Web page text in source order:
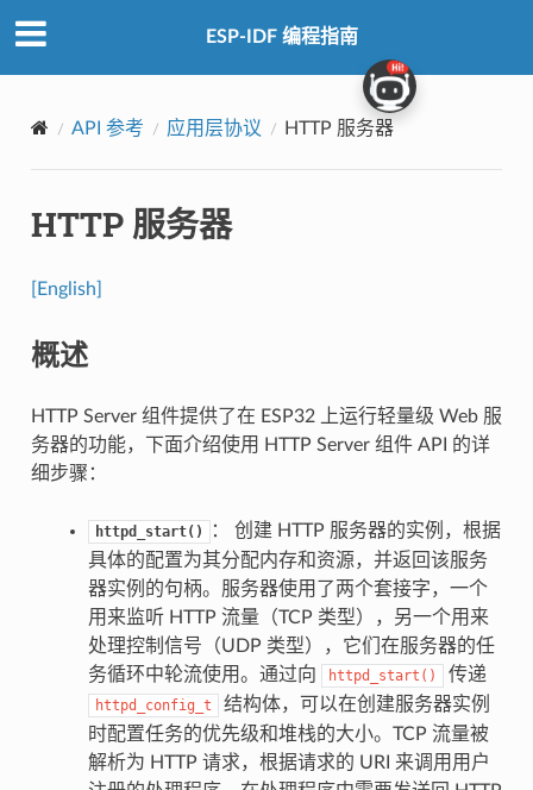
ESP-IDF 编程指南
API 参考 应用层协议 HTTP 服务器
HTTP 服务器
[English]
概述
HTTP Server 组件提供了在 ESP32 上运行轻量级 Web 服
务器的功能，下面介绍使用 HTTP Server 组件 API 的详
细步骤：
httpd_start()
： 创建 HTTP 服务器的实例，根据
具体的配置为其分配内存和资源，并返回该服务
器实例的句柄。服务器使用了两个套接字，一个
用来监听 HTTP 流量（TCP 类型），另一个用来
处理控制信号（UDP 类型），它们在服务器的任
务循环中轮流使用。通过向
httpd_start() 传递
httpd_config_t
结构体，可以在创建服务器实例
时配置任务的优先级和堆栈的大小。TCP 流量被
解析为 HTTP 请求，根据请求的 URI 来调用用户